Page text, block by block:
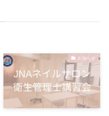
お知らせ